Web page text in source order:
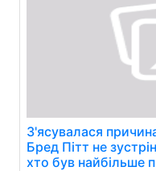
З'ясувалася
Бред Пітт не
хто був найбільше